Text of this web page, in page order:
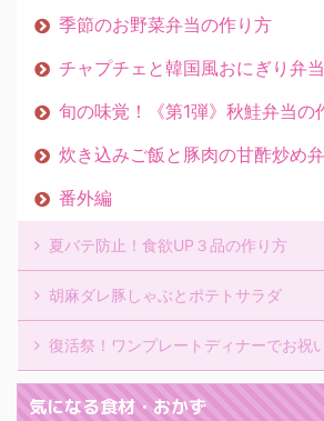
季節のお野菜弁当の作り方
チャプチェと韓国風おにぎり弁
旬の味覚！《第1弾》秋鮭弁当の
炊き込みご飯と豚肉の甘酢炒め
番外編
夏バテ防止！食欲UP３品の作り方
胡麻ダレ豚しゃぶとポテトサラダ
復活祭！ワンプレートディナーでお祝
気になる食材・おかず